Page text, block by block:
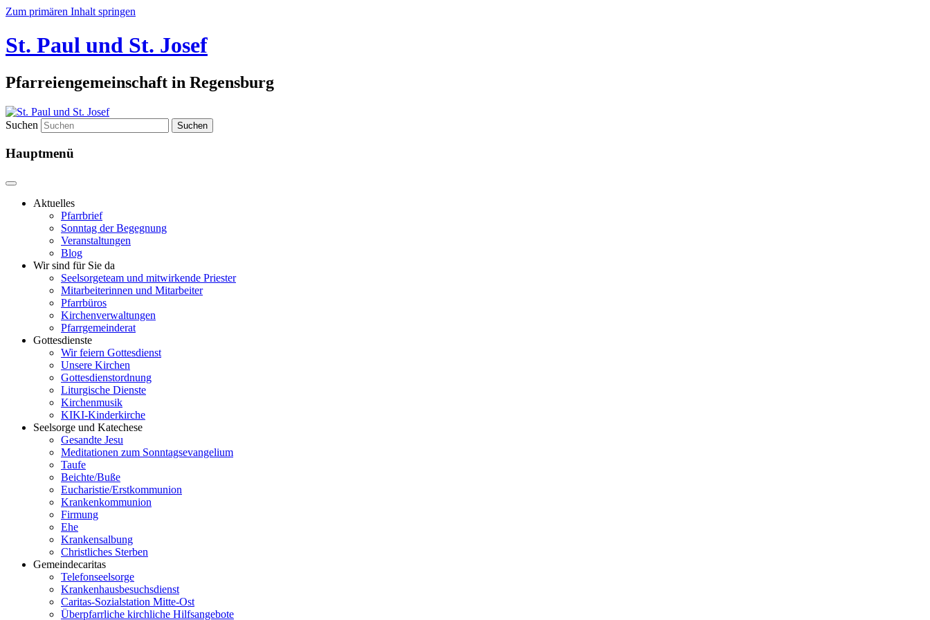
Zum primären Inhalt springen
St. Paul und St. Josef
Pfarreiengemeinschaft in Regensburg
Suchen
Hauptmenü
Aktuelles
Pfarrbrief
Sonntag der Begegnung
Veranstaltungen
Blog
Wir sind für Sie da
Seelsorgeteam und mitwirkende Priester
Mitarbeiterinnen und Mitarbeiter
Pfarrbüros
Kirchenverwaltungen
Pfarrgemeinderat
Gottesdienste
Wir feiern Gottesdienst
Unsere Kirchen
Gottesdienstordnung
Liturgische Dienste
Kirchenmusik
KIKI-Kinderkirche
Seelsorge und Katechese
Gesandte Jesu
Meditationen zum Sonntagsevangelium
Taufe
Beichte/Buße
Eucharistie/Erstkommunion
Krankenkommunion
Firmung
Ehe
Krankensalbung
Christliches Sterben
Gemeindecaritas
Telefonseelsorge
Krankenhausbesuchsdienst
Caritas-Sozialstation Mitte-Ost
Überpfarrliche kirchliche Hilfsangebote